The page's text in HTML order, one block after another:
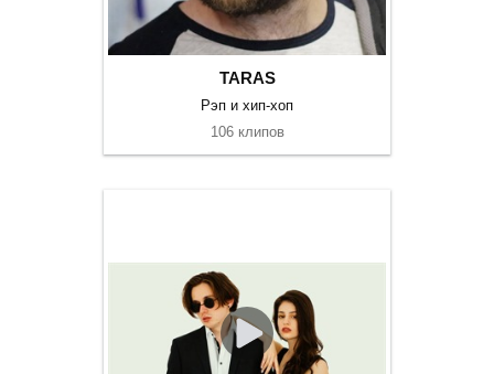
TARAS
Рэп и хип-хоп
106 клипов